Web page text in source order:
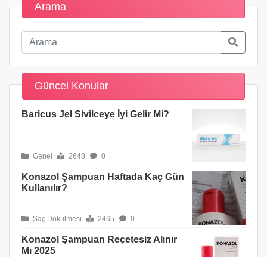
Arama
Güncel Konular
Baricus Jel Sivilceye İyi Gelir Mi?
Genel 2648 0
Konazol Şampuan Haftada Kaç Gün
Kullanılır?
Saç Dökülmesi 2465 0
Konazol Şampuan Reçetesiz Alınır
Mı 2025